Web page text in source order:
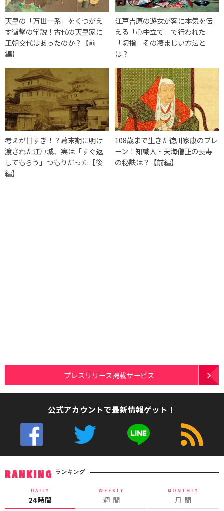
天皇の「万世一系」をくつがえ
す衝撃の学説！古代の天皇家に
王朝交代はあったのか？【前
編】
江戸吉原の遊女が客に本気を伝
える「心中立て」で行われた
「切指」その凄まじい方法と
は？
考えが甘すぎ！？幕末期に明け
渡された江戸城、実は「すぐ返
してもらう」つもりだった【後
編】
108歳まで生きた徳川家康のブレ
ーン！知識人・天海僧正の長寿
の秘訣は？【前編】
プレスリリース掲載サービス
公式アカウントで最新情報ゲット！
RANKING ランキング
DAILY
24時間
WEEKLY
週 間
MONTHLY
月 間